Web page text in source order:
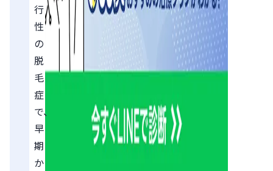
行
性
の
脱
毛
症
で、
早
期
か